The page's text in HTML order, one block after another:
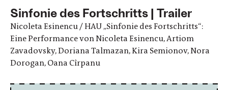
Sinfonie des Fortschritts | Trailer
Nicoleta Esinencu / HAU „Sinfonie des Fortschritts“:
Eine Performance von Nicoleta Esinencu, Artiom
Zavadovsky, Doriana Talmazan, Kira Semionov, Nora
Dorogan, Oana Cîrpanu